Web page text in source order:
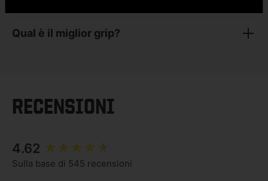
Qual è il miglior grip?
RECENSIONI
4.62
Sulla base di 545 recensioni
New content loaded